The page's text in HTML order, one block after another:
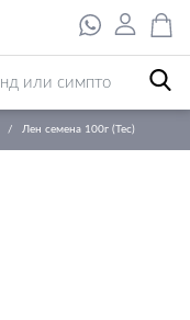
Лен семена 100г (Тес)